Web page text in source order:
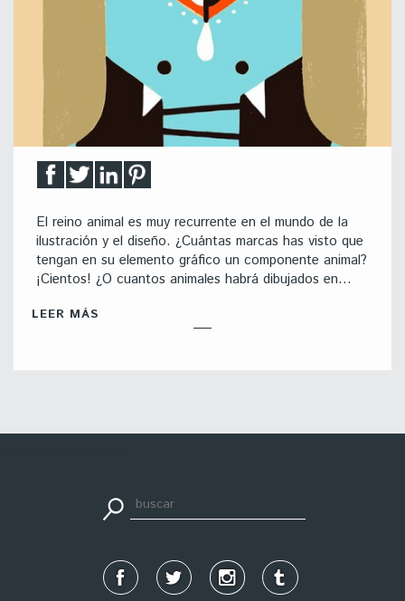
El reino animal es muy recurrente en el mundo de la
ilustración y el diseño. ¿Cuántas marcas has visto que
tengan en su elemento gráfico un componente animal?
¡Cientos! ¿O cuantos animales habrá dibujados en…
LEER MÁS